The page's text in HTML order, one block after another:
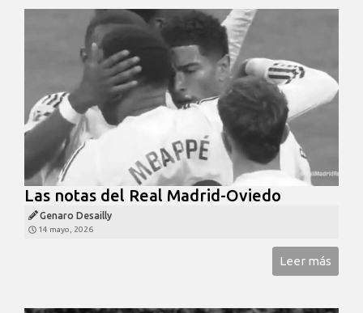
Las notas del Real Madrid-Oviedo
Genaro Desailly
14 mayo, 2026
Leer más